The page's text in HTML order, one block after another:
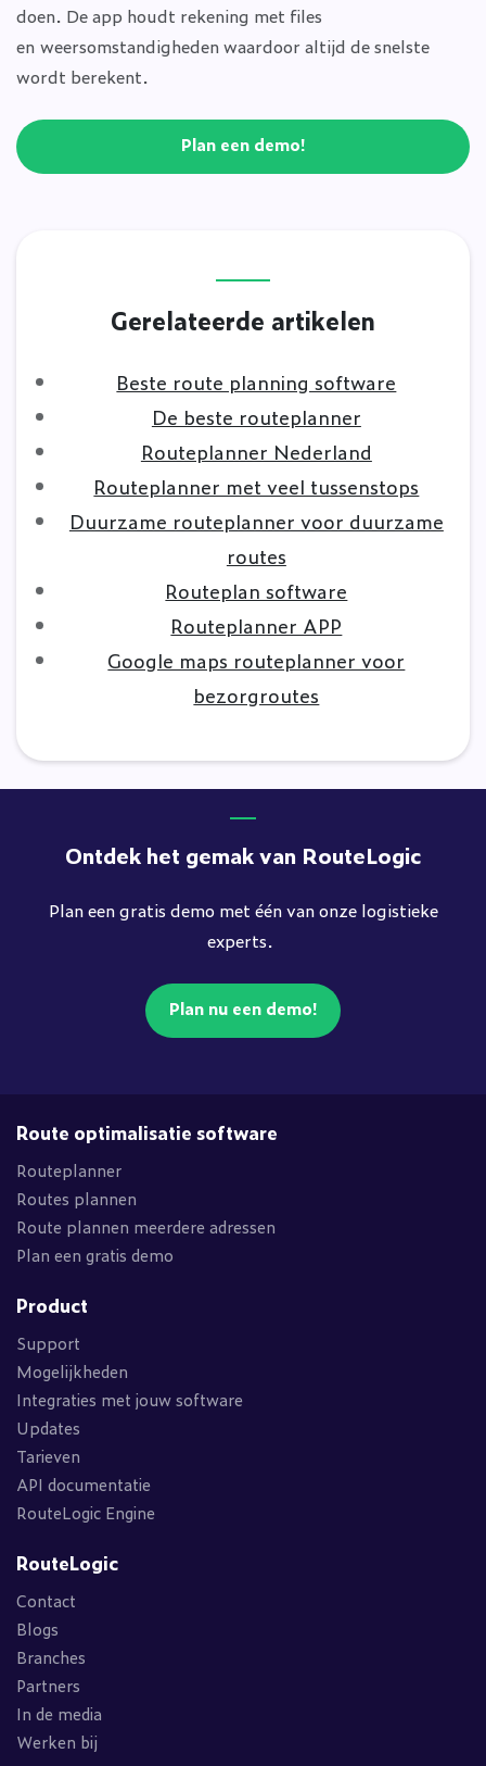
doen. De app houdt rekening met files
en weersomstandigheden waardoor altijd de snelste
wordt berekent.
Plan een demo!
Gerelateerde artikelen
Beste route planning software
De beste routeplanner
Routeplanner Nederland
Routeplanner met veel tussenstops
Duurzame routeplanner voor duurzame
routes
Routeplan software
Routeplanner APP
Google maps routeplanner voor
bezorgroutes
Ontdek het gemak van RouteLogic
Plan een gratis demo met één van onze logistieke
experts.
Plan nu een demo!
Route optimalisatie software
Routeplanner
Routes plannen
Route plannen meerdere adressen
Plan een gratis demo
Product
Support
Mogelijkheden
Integraties met jouw software
Updates
Tarieven
API documentatie
RouteLogic Engine
RouteLogic
Contact
Blogs
Branches
Partners
In de media
Werken bij